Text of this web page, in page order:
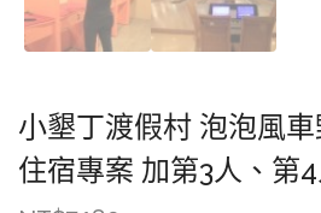
小墾丁渡假村 泡泡風
住宿專案 加第3人、第4